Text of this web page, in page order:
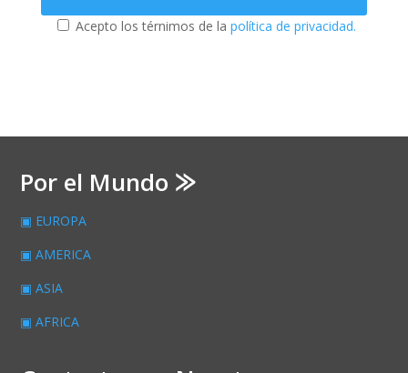
Acepto los térnimos de la política de privacidad.
Por el Mundo ⨠
▣ EUROPA
▣ AMERICA
▣ ASIA
▣ AFRICA